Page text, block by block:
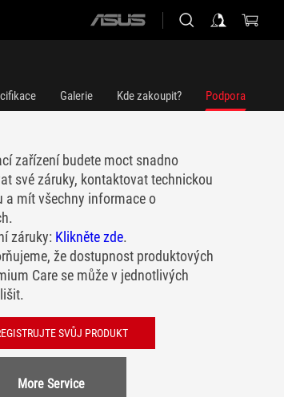
ASUS
Galerie Kde zakoupit? Podpora
zařízení budete moct snadno
své záruky, kontaktovat technickou
a mít všechny informace o
záruky: Klikněte zde.
že dostupnost produktových
Care se může v jednotlivých
SVŮJ PRODUKT
More Service